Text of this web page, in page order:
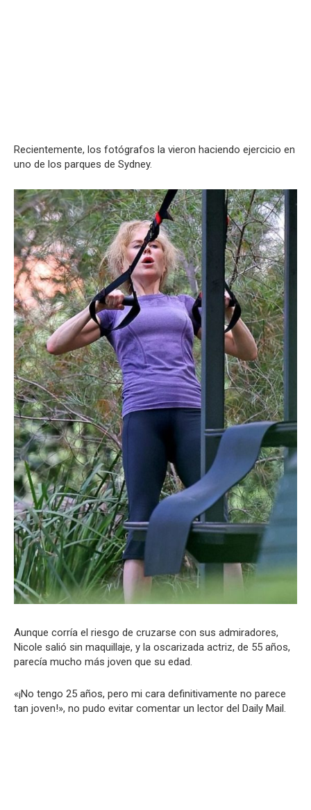
Recientemente, los fotógrafos la vieron haciendo ejercicio en
uno de los parques de Sydney.
Aunque corría el riesgo de cruzarse con sus admiradores,
Nicole salió sin maquillaje, y la oscarizada actriz, de 55 años,
parecía mucho más joven que su edad.
«¡No tengo 25 años, pero mi cara definitivamente no parece
tan joven!», no pudo evitar comentar un lector del Daily Mail.